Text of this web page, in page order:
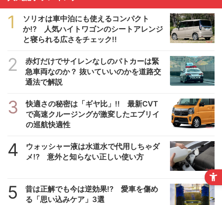
1
ソリオは車中泊にも使えるコンパクト
か!? 人気ハイトワゴンのシートアレンジ
と寝られる広さをチェック!!
2
赤灯だけでサイレンなしのパトカーは緊
急車両なのか？ 抜いていいのかを道路交
通法で解説
3
快適さの秘密は「ギヤ比」!! 最新CVT
で高速クルージングが激変したエブリイ
の巡航快適性
4
ウォッシャー液は水道水で代用しちゃダ
メ!? 意外と知らない正しい使い方
5
昔は正解でも今は逆効果!? 愛車を傷め
る「思い込みケア」3選